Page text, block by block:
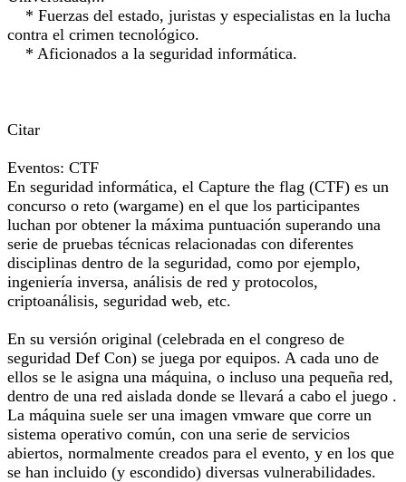
* Fuerzas del estado, juristas y especialistas en la lucha
contra el crimen tecnológico.
* Aficionados a la seguridad informática.
Citar
Eventos: CTF
En seguridad informática, el Capture the flag (CTF) es un
concurso o reto (wargame) en el que los participantes
luchan por obtener la máxima puntuación superando una
serie de pruebas técnicas relacionadas con diferentes
disciplinas dentro de la seguridad, como por ejemplo,
ingeniería inversa, análisis de red y protocolos,
criptoanálisis, seguridad web, etc.
En su versión original (celebrada en el congreso de
seguridad Def Con) se juega por equipos. A cada uno de
ellos se le asigna una máquina, o incluso una pequeña red,
dentro de una red aislada donde se llevará a cabo el juego .
La máquina suele ser una imagen vmware que corre un
sistema operativo común, con una serie de servicios
abiertos, normalmente creados para el evento, y en los que
se han incluido (y escondido) diversas vulnerabilidades.